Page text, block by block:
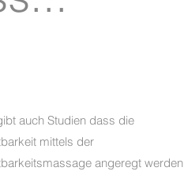
auch Studien dass die
mittels der
angeregt werden